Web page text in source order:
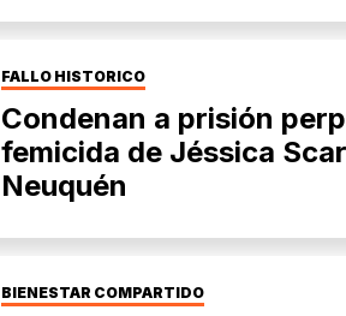
FALLO HISTÓRICO
Condenan a prisión
femicida de Jéssica
Neuquén
BIENESTAR COMPARTIDO